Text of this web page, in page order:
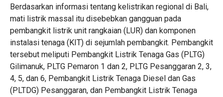
Berdasarkan informasi tentang kelistrikan regional di Bali,
mati listrik massal itu disebebkan gangguan pada
pembangkit listrik unit rangkaian (LUR) dan komponen
instalasi tenaga (KIT) di sejumlah pembangkit. Pembangkit
tersebut meliputi Pembangkit Listrik Tenaga Gas (PLTG)
Gilimanuk, PLTG Pemaron 1 dan 2, PLTG Pesanggaran 2, 3,
4, 5, dan 6, Pembangkit Listrik Tenaga Diesel dan Gas
(PLTDG) Pesanggaran, dan Pembangkit Listrik Tenaga